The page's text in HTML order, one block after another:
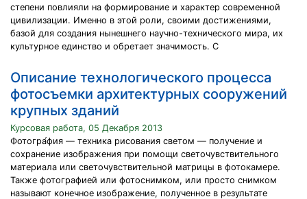
степени повлияли на формирование и характер современной
цивилизации. Именно в этой роли, своими достижениями,
базой для создания нынешнего научно-технического мира, их
культурное единство и обретает значимость. С
Описание технологического процесса
фотосъемки архитектурных сооружений
крупных зданий
Курсовая работа, 05 Декабря 2013
Фотогра́фия — техника рисования светом — получение и
сохранение изображения при помощи светочувствительного
материала или светочувствительной матрицы в фотокамере.
Также фотографией или фотоснимком, или просто снимком
называют конечное изображение, полученное в результате